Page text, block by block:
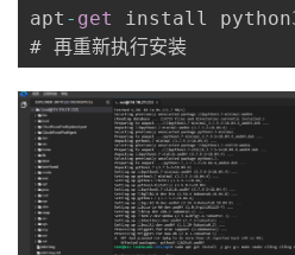
apt - get install